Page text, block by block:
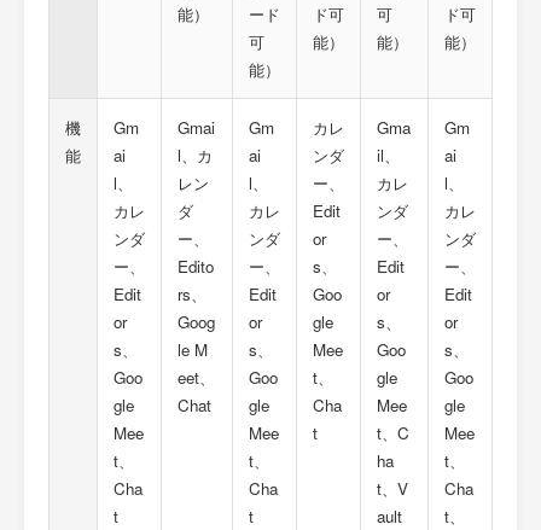
能）
ード
可
能）
ド可
能）
可
能）
ド可
能）
機
能
Gm
ai
l、
カレ
ンダ
ー、
Edit
or
s、
Goo
gle
Mee
t、
Cha
t
Gmai
l、カ
レン
ダ
ー、
Edito
rs、
Goog
le M
eet、
Chat
Gm
ai
l、
カレ
ンダ
ー、
Edit
or
s、
Goo
gle
Mee
t、
Cha
t
カレ
ンダ
ー、
Edit
or
s、
Goo
gle
Mee
t、
Cha
t
Gma
il、
カレ
ンダ
ー、
Edit
or
s、
Goo
gle
Mee
t、C
ha
t、V
ault
Gm
ai
l、
カレ
ンダ
ー、
Edit
or
s、
Goo
gle
Mee
t、
Cha
t、